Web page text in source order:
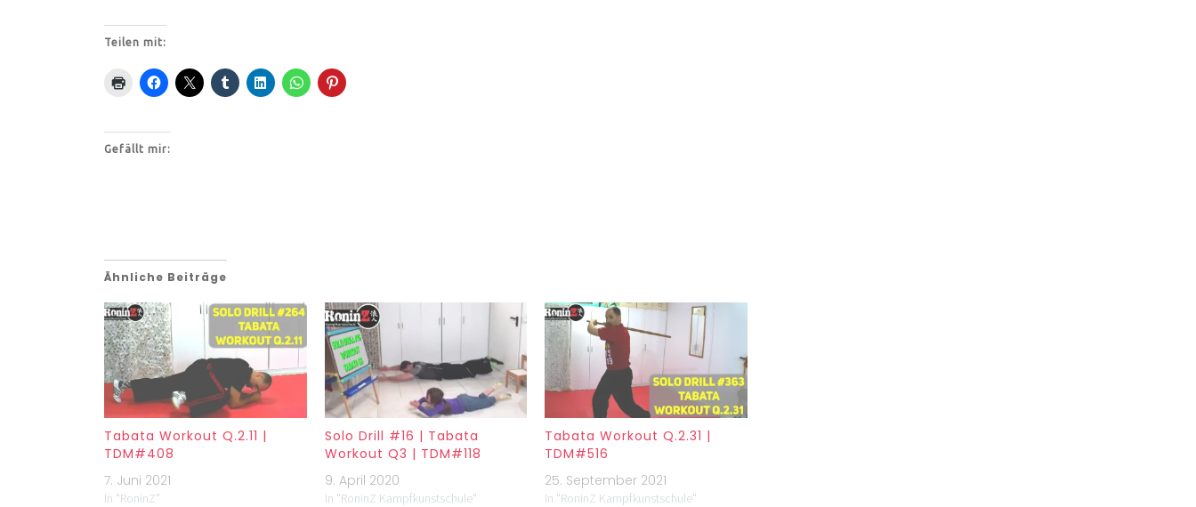
Teilen mit:
Gefällt mir:
Ähnliche Beiträge
Tabata Workout Q.2.11 |
TDM#408
7. Juni 2021
In "RoninZ"
Solo Drill #16 | Tabata
Workout Q3 | TDM#118
9. April 2020
In "RoninZ Kampfkunstschule"
Tabata Workout Q.2.31 |
TDM#516
25. September 2021
In "RoninZ Kampfkunstschule"